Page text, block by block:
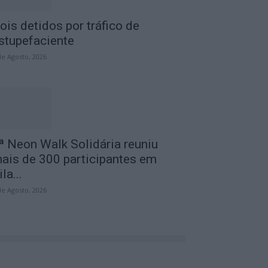
detidos por tráfico de
Agosto, 2026
Neon Walk Solidária reuniu
de 300 participantes em
Agosto, 2026